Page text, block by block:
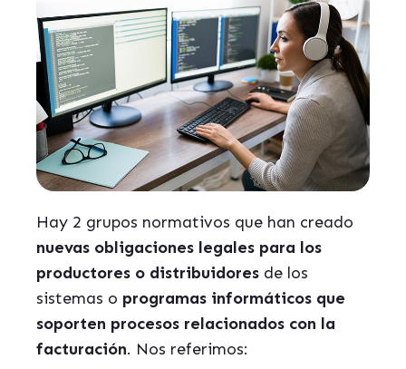
Hay 2 grupos normativos que han creado
nuevas obligaciones legales para los
productores o distribuidores de los
sistemas o programas informáticos que
soporten procesos relacionados con la
facturación. Nos referimos: